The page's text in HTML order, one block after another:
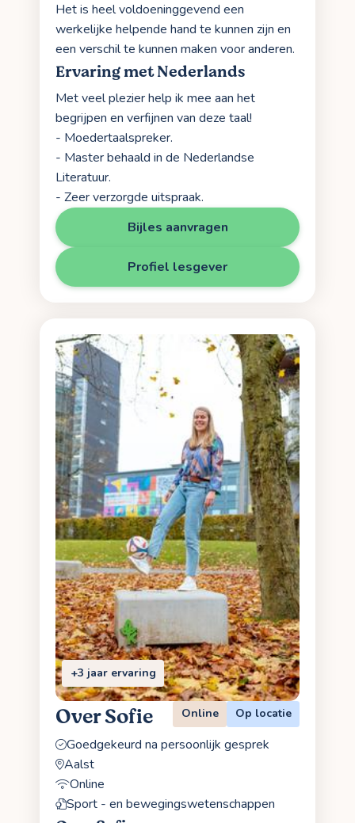
Het is heel voldoeninggevend een
werkelijke helpende hand te kunnen zijn en
een verschil te kunnen maken voor anderen.
Ervaring met Nederlands
Met veel plezier help ik mee aan het
begrijpen en verfijnen van deze taal!
- Moedertaalspreker.
- Master behaald in de Nederlandse
Literatuur.
- Zeer verzorgde uitspraak.
Bijles aanvragen
Profiel lesgever
+3 jaar ervaring
Over Sofie Online Op locatie
Goedgekeurd na persoonlijk gesprek
Aalst
Online
Sport - en bewegingswetenschappen